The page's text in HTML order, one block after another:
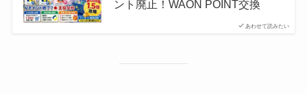
あわせて読みたい
ント廃止！WAON POINT交換